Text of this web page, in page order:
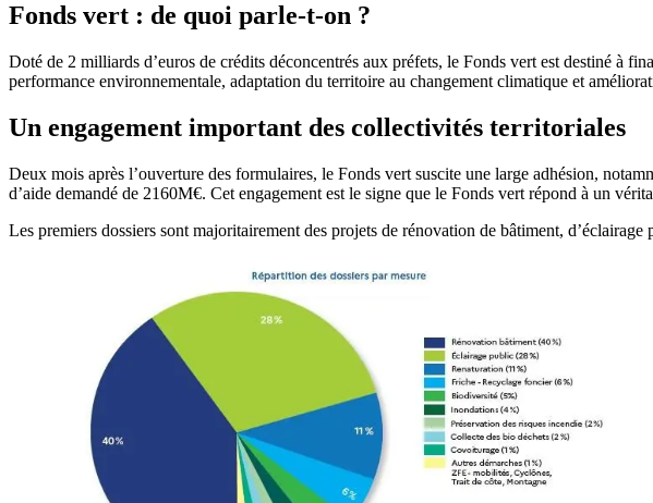
Fonds vert : de quoi parle-t-on ?
Doté de 2 milliards d’euros de crédits déconcentrés aux préfets, le Fonds vert est destiné à
performance environnementale, adaptation du territoire au changement climatique et
Un engagement important des collectivités territoriales
Deux mois après l’ouverture des formulaires, le Fonds vert suscite une large adhésion,
d’aide demandé de 2160M€. Cet engagement est le signe que le Fonds vert répond à un
Les premiers dossiers sont majoritairement des projets de rénovation de bâtiment,